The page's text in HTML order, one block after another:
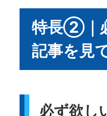
特長②｜
記事を見
必ず欲し